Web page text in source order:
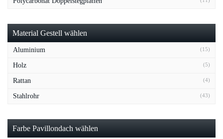
Material Gestell wählen
Aluminium (15)
Holz (5)
Rattan (4)
Stahlrohr (43)
Farbe Pavillondach wählen